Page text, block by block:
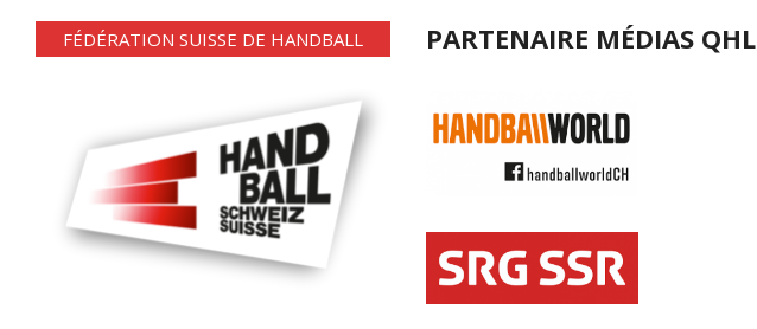
FÉDÉRATION SUISSE DE HANDBALL PARTENAIRE MÉDIAS QHL